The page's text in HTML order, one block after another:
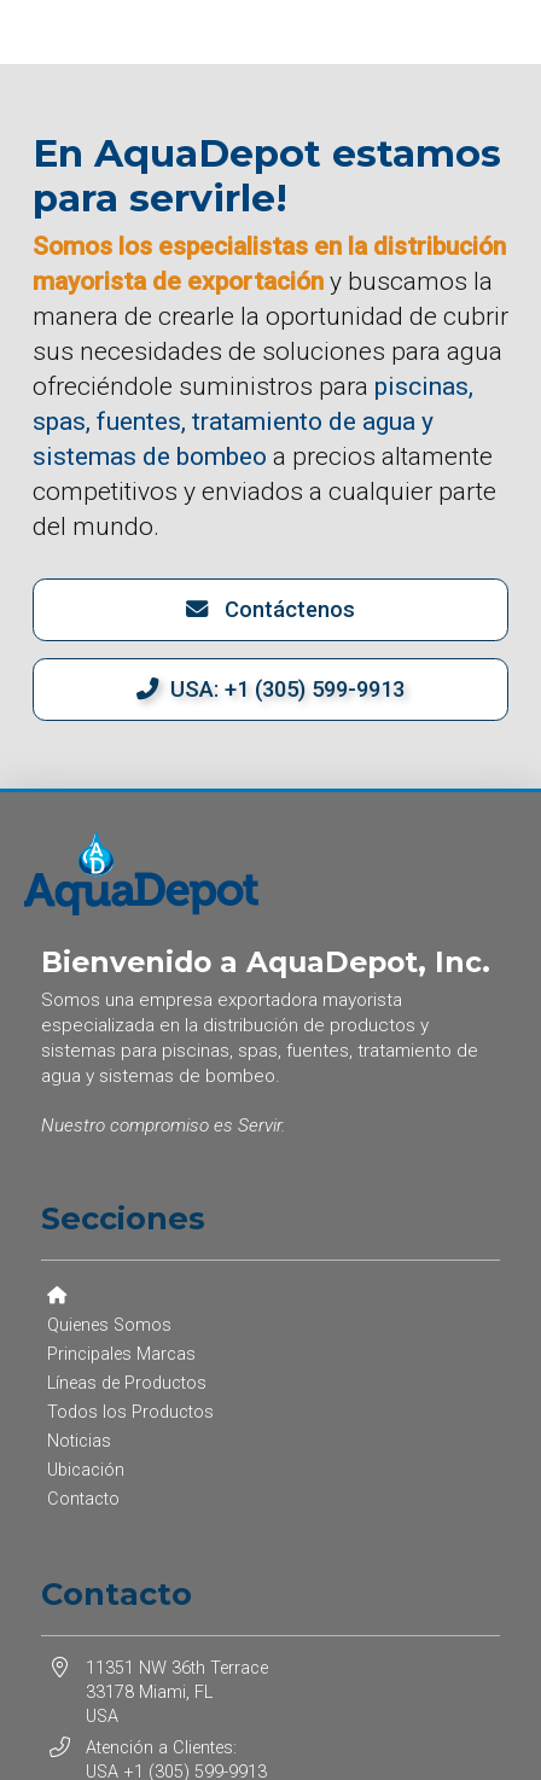
En AquaDepot estamos
para servirle!
Somos los especialistas en la distribución
mayorista de exportacióny buscamos la
manera de crearle la oportunidad de cubrir
sus necesidades de soluciones para agua
ofreciéndole suministros para piscinas,
spas, fuentes, tratamiento de agua y
sistemas de bombeo a precios altamente
competitivos y enviados a cualquier parte
del mundo.
Contáctenos
USA: +1 (305) 599-9913
Bienvenido a AquaDepot, Inc.
Somos una empresa exportadora mayorista
especializada en la distribución de productos y
sistemas para piscinas, spas, fuentes, tratamiento de
agua y sistemas de bombeo.
Nuestro compromiso es Servir.
Secciones
Quienes Somos
Principales Marcas
Líneas de Productos
Todos los Productos
Noticias
Ubicación
Contacto
Contacto
11351 NW 36th Terrace
33178 Miami, FL
USA
Atención a Clientes:
USA +1 (305) 599-9913